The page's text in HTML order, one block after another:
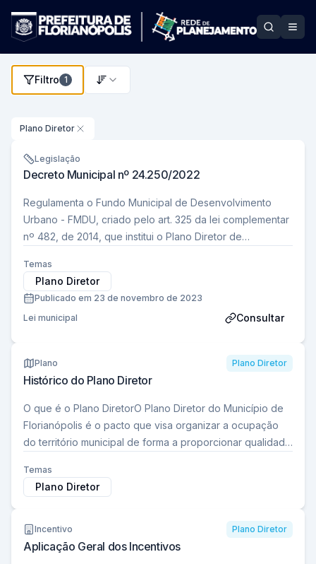
Mostrar modal de filtros
Filtro 1
Plano Diretor
Legislação
Decreto Municipal nº 24.250/2022
Regulamenta o Fundo Municipal de Desenvolvimento
Urbano - FMDU, criado pelo art. 325 da lei complementar
nº 482, de 2014, que institui o Plano Diretor de
Temas
Plano Diretor
Publicado em 23 de novembro de 2023
Lei municipal
Consultar
Plano Plano Diretor
Histórico do Plano Diretor
O que é o Plano DiretorO Plano Diretor do Município de
Florianópolis é o pacto que visa organizar a ocupação
do território municipal de forma a proporcionar qualidade
Temas
Plano Diretor
Incentivo Plano Diretor
Aplicação Geral dos Incentivos